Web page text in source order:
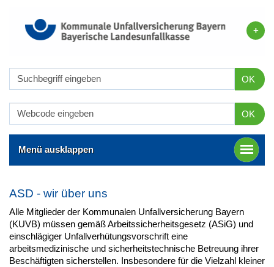
OK
OK
Menü ausklappen
ASD - wir über uns
Alle Mitglieder der Kommunalen Unfallversicherung Bayern
(KUVB) müssen gemäß Arbeitssicherheitsgesetz (ASiG) und
einschlägiger Unfallverhütungsvorschrift eine
arbeitsmedizinische und sicherheitstechnische Betreuung ihrer
Beschäftigten sicherstellen. Insbesondere für die Vielzahl kleiner